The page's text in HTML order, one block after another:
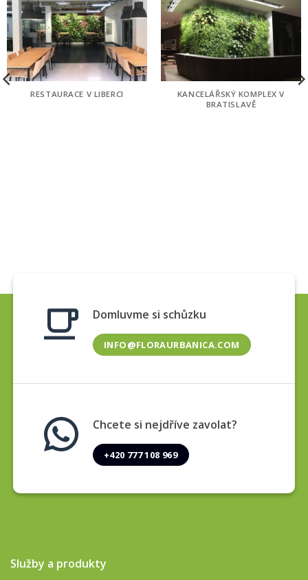
RESTAURACE V LIBERCI
KANCELÁŘSKÝ KOMPLEX V
BRATISLAVĚ
Domluvme si schůzku
INFO@FLORAURBANICA.COM
Chcete si nejdříve zavolat?
+420 777 108 969
Služby a produkty